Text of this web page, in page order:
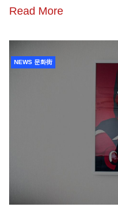
Read More
NEWS 문화街